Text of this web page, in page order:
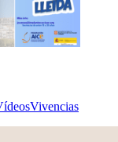
Vivencias